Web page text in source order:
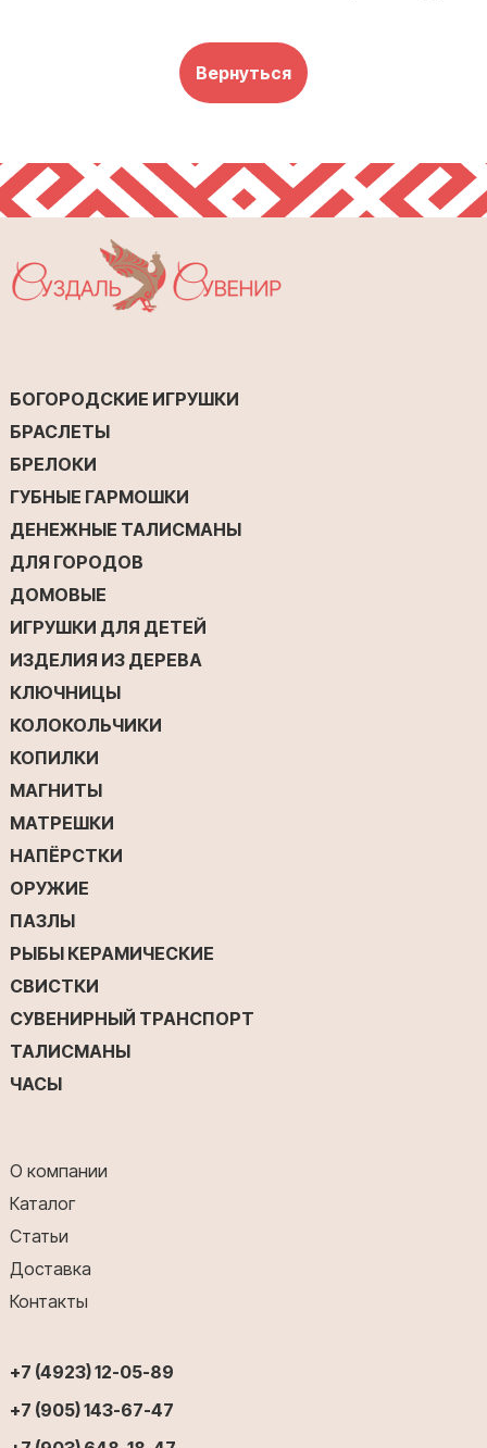
Вернуться
БОГОРОДСКИЕ ИГРУШКИ
БРАСЛЕТЫ
БРЕЛОКИ
ГУБНЫЕ ГАРМОШКИ
ДЕНЕЖНЫЕ ТАЛИСМАНЫ
ДЛЯ ГОРОДОВ
ДОМОВЫЕ
ИГРУШКИ ДЛЯ ДЕТЕЙ
ИЗДЕЛИЯ ИЗ ДЕРЕВА
КЛЮЧНИЦЫ
КОЛОКОЛЬЧИКИ
КОПИЛКИ
МАГНИТЫ
МАТРЕШКИ
НАПЁРСТКИ
ОРУЖИЕ
ПАЗЛЫ
РЫБЫ КЕРАМИЧЕСКИЕ
СВИСТКИ
СУВЕНИРНЫЙ ТРАНСПОРТ
ТАЛИСМАНЫ
ЧАСЫ
О компании
Каталог
Статьи
Доставка
Контакты
+7 (4923) 12-05-89
+7 (905) 143-67-47